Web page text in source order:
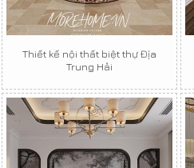
Thiết kế nội thất biệt thự Địa
Trung Hải